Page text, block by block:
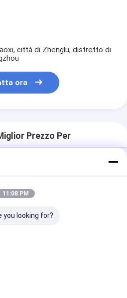
città di Zhenglu, distretto di
ora
Prezzo Per
a strato singolo ad
efficienza energetica per
di fette di erbe
11:08 PM
you looking for?